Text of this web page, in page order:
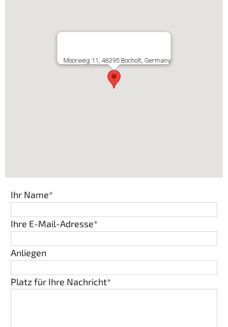
Moorweg 11, 46395 Bocholt, Germany
Ihr Name*
Ihre E-Mail-Adresse*
Anliegen
Platz für Ihre Nachricht*